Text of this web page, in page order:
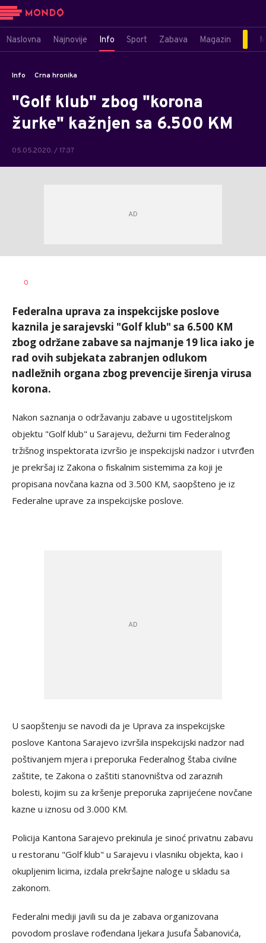
Naslovna Najnovije Info Sport Zabava Magazin
Info Crna hronika
"Golf klub" zbog "korona
žurke" kažnjen sa 6.500 KM
05.05.2020. / 17:37
AUTOR
0
Federalna uprava za inspekcijske poslove
kaznila je sarajevski "Golf klub" sa 6.500 KM
zbog održane zabave sa najmanje 19 lica iako je
rad ovih subjekata zabranjen odlukom
nadležnih organa zbog prevencije širenja virusa
korona.
Nakon saznanja o održavanju zabave u ugostiteljskom
objektu "Golf klub" u Sarajevu, dežurni tim Federalnog
tržišnog inspektorata izvršio je inspekcijski nadzor i utvrđen
je prekršaj iz Zakona o fiskalnim sistemima za koji je
propisana novčana kazna od 3.500 KM, saopšteno je iz
Federalne uprave za inspekcijske poslove.
U saopštenju se navodi da je Uprava za inspekcijske
poslove Kantona Sarajevo izvršila inspekcijski nadzor nad
poštivanjem mjera i preporuka Federalnog štaba civilne
zaštite, te Zakona o zaštiti stanovništva od zaraznih
bolesti, kojim su za kršenje preporuka zaprijećene novčane
kazne u iznosu od 3.000 KM.
Policija Kantona Sarajevo prekinula je sinoć privatnu zabavu
u restoranu "Golf klub" u Sarajevu i vlasniku objekta, kao i
okupljenim licima, izdala prekršajne naloge u skladu sa
zakonom.
Federalni mediji javili su da je zabava organizovana
povodom proslave rođendana ljekara Jusufa Šabanovića,